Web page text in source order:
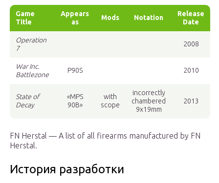
Game
Title
Appears
as
Mods Notation
Release
Date
Operation
7
2008
War Inc.
Battlezone
P90S 2010
State of
Decay
«MPS
90B»
with
scope
incorrectly
chambered
9x19mm
2013
FN Herstal — A list of all firearms manufactured by FN
Herstal.
История разработки